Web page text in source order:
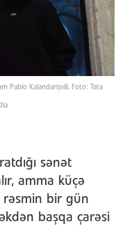
Pablo Kalandarişvili. Foto: Tata
sənət
amma küçə
rəsmin bir gün
başqa çarəsi